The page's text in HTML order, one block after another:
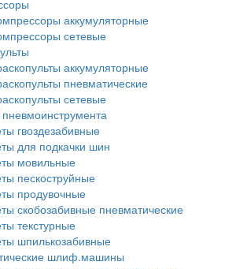
аккумуляторные
сетевые
аккумуляторные
пневматические
сетевые
гвоздезабивные
для подкачки шин
мовильные
пескоструйные
продувочные
скобозабивные пневматические
текстурные
шпилькозабивные
шлиф.машины